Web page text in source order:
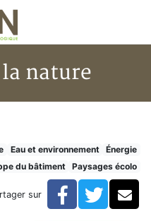
nature
nature
Eau et environnement
Énergie
du bâtiment
Paysages écolo
sur Facebook